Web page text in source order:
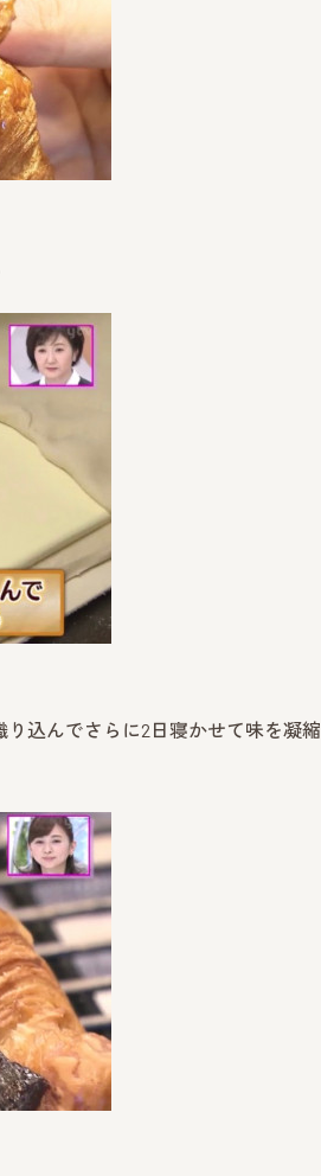
り込んでさらに2日寝かせて味を凝縮